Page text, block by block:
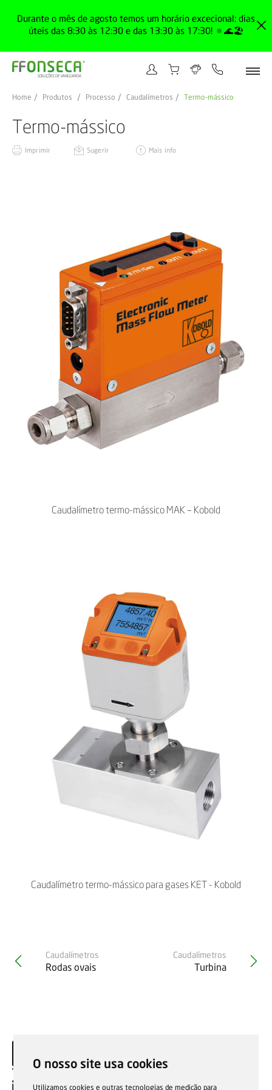
O nosso site usa cookies
Utilizamos cookies e outras tecnologias de medição para
Durante o mês de agosto temos um horário excecional: dias
úteis das 8:30 às 12:30 e das 13:30 às 17:30! 🔅🌊🏖️
Home Produtos Processo Caudalímetros Termo-mássico
Termo-mássico
Imprimir Sugerir Mais info
Caudalímetro termo-mássico MAK – Kobold
Caudalímetro termo-mássico para gases KET - Kobold
Caudalímetros
Rodas ovais
Caudalímetros
Turbina
PT